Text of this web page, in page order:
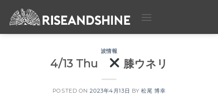
波情報
4/13 Thu 膝ウネリ
POSTED ON2023年4月13日 BY松尾 博幸